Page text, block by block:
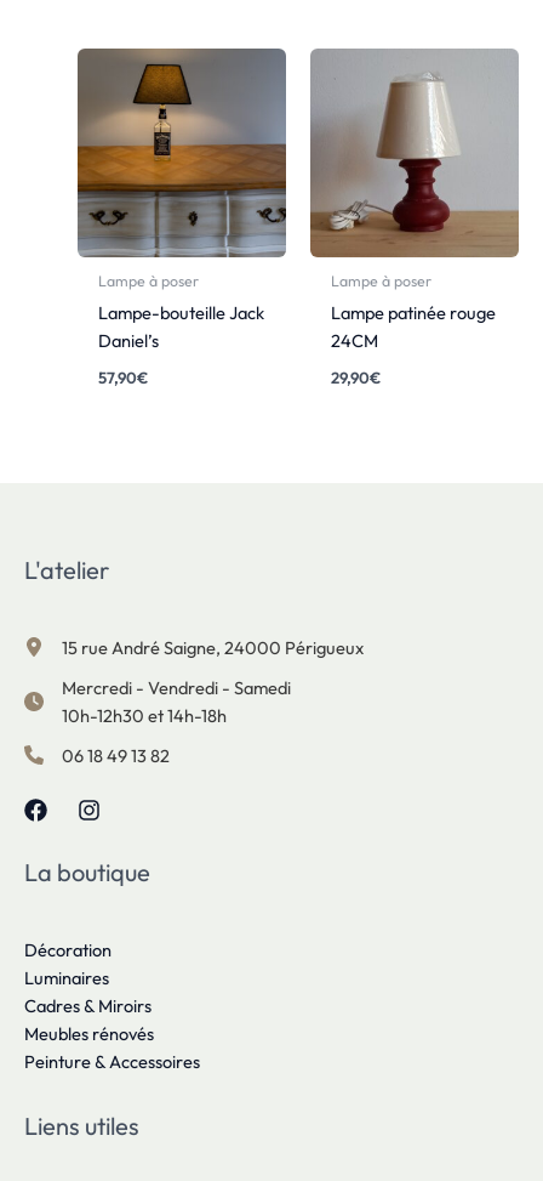
Lampe à poser
Lampe-bouteille Jack
Daniel’s
57,90€
Lampe à poser
Lampe patinée rouge
24CM
29,90€
L'atelier
15 rue André Saigne, 24000 Périgueux
Mercredi - Vendredi - Samedi
10h-12h30 et 14h-18h
06 18 49 13 82
La boutique
Décoration
Luminaires
Cadres & Miroirs
Meubles rénovés
Peinture & Accessoires
Liens utiles